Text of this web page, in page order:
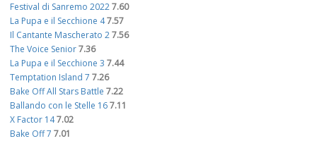
Festival di Sanremo 20227.60
La Pupa e il Secchione 47.57
Il Cantante Mascherato 27.56
The Voice Senior7.36
La Pupa e il Secchione 3 7.44
Temptation Island 7 7.26
Bake Off All Stars Battle 7.22
Ballando con le Stelle 167.11
X Factor 147.02
Bake Off 7 7.01